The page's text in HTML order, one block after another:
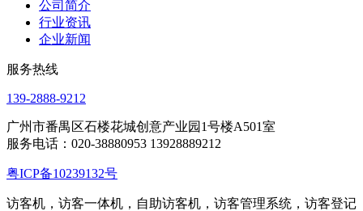
公司简介
行业资讯
企业新闻
服务热线
139-2888-9212
广州市番禺区石楼花城创意产业园1号楼A501室
服务电话：020-38880953 13928889212
粤ICP备10239132号
访客机，访客一体机，自助访客机，访客管理系统，访客登记